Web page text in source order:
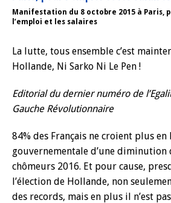
Manifestation du 8 octobre 2015 à Paris,
l’emploi et les salaires
La lutte, tous ensemble c’est
Hollande, Ni Sarko Ni Le Pen !
Editorial du dernier numéro de
Gauche Révolutionnaire
84% des Français ne croient plus en
gouvernementale d’une diminution
chômeurs 2016. Et pour cause,
l’élection de Hollande, non
des records, mais en plus il n’est